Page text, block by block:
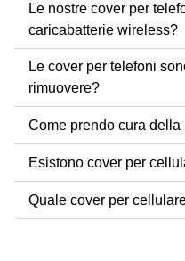
Le nostre cover per
caricabatterie wireless?
Le cover per telefoni
rimuovere?
Come prendo cura
Esistono cover per
Quale cover per